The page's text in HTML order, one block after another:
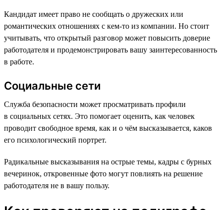
Кандидат имеет право не сообщать о дружеских или
романтических отношениях с кем-то из компании. Но стоит
учитывать, что открытый разговор может повысить доверие
работодателя и продемонстрировать вашу заинтересованность
в работе.
Социальные сети
Служба безопасности может просматривать профили
в социальных сетях. Это помогает оценить, как человек
проводит свободное время, как и о чём высказывается, каков
его психологический портрет.
Радикальные высказывания на острые темы, кадры с бурных
вечеринок, откровенные фото могут повлиять на решение
работодателя не в вашу пользу.